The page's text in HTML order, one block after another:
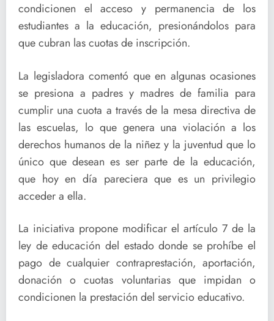
condicionen el acceso y permanencia de los
estudiantes a la educación, presionándolos para
que cubran las cuotas de inscripción.
La legisladora comentó que en algunas ocasiones
se presiona a padres y madres de familia para
cumplir una cuota a través de la mesa directiva de
las escuelas, lo que genera una violación a los
derechos humanos de la niñez y la juventud que lo
único que desean es ser parte de la educación,
que hoy en día pareciera que es un privilegio
acceder a ella.
La iniciativa propone modificar el artículo 7 de la
ley de educación del estado donde se prohíbe el
pago de cualquier contraprestación, aportación,
donación o cuotas voluntarias que impidan o
condicionen la prestación del servicio educativo.